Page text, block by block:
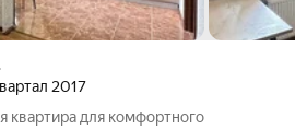
2017
квартира для комфортного